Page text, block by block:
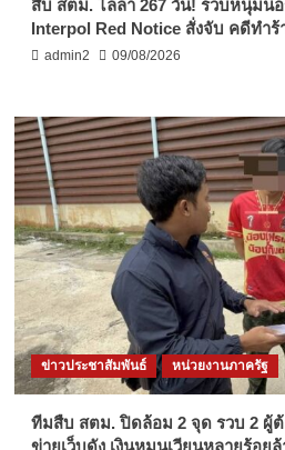
สืบ สตม. ไล่ล่า 267 วัน! รวบหนุ่มนอ
Interpol Red Notice สั่งจับ คดีทำ
admin2 09/08/2026
ข่าวประชาสัมพันธ์ หน่วยงานภาครัฐ
ทีมสืบ สตม. ปิดล้อม 2 จุด รวบ 2 ผู้
ข่ายเว็บดัง เงินหมุนเวียนหลายร้อย